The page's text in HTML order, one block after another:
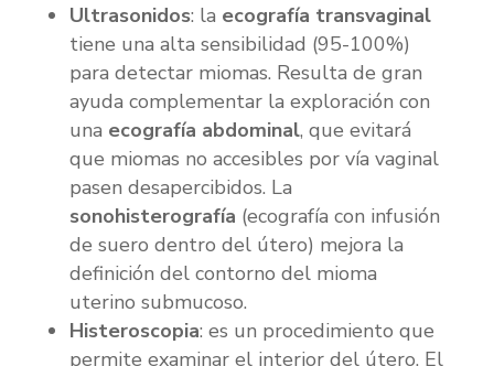
Ultrasonidos: la ecografía transvaginal
tiene una alta sensibilidad (95-100%)
para detectar miomas. Resulta de gran
ayuda complementar la exploración con
una ecografía abdominal, que evitará
que miomas no accesibles por vía vaginal
pasen desapercibidos. La
sonohisterografía (ecografía con infusión
de suero dentro del útero) mejora la
definición del contorno del mioma
uterino submucoso.
Histeroscopia: es un procedimiento que
permite examinar el interior del útero. El